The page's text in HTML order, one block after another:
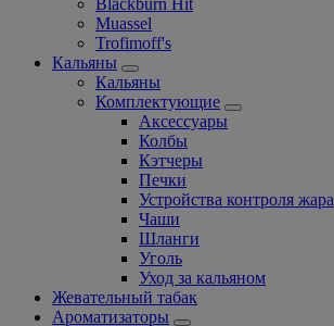
Muassel
Trofimoff's
Кальяны
Кальяны
Комплектующие
Аксессуары
Колбы
Кэтчеры
Печки
Устройства контроля жара
Чаши
Шланги
Уголь
Уход за кальяном
Жевательный табак
Ароматизаторы